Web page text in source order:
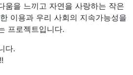
움을 느끼고 자연을 사랑하는 작은
이용과 우리 사회의 지속가능성을
프로젝트입니다.
다.